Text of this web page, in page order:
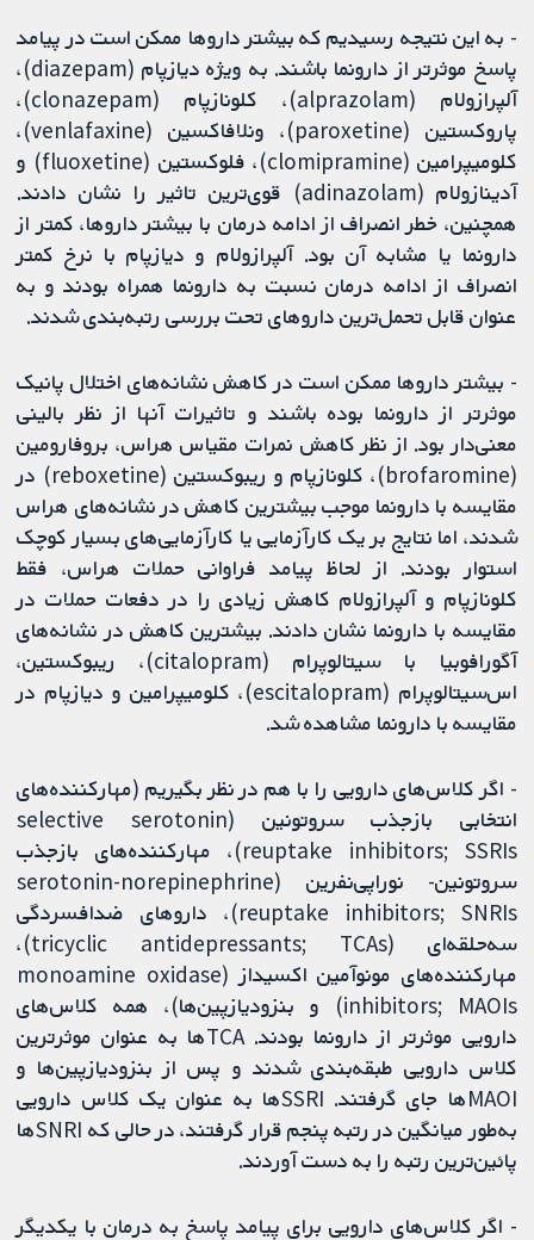
- به این نتیجه رسیدیم که بیشتر داروها ممکن است در پیامد
پاسخ موثرتر از دارونما باشند. به ویژه دیازپام (diazepam)،
آلپرازولام (alprazolam)، کلونازپام (clonazepam)،
پاروکستین (paroxetine)، ونلافاکسین (venlafaxine)،
کلومیپرامین (clomipramine)، فلوکستین (fluoxetine) و
آدینازولام (adinazolam) قوی‌ترین تاثیر را نشان دادند.
همچنین، خطر انصراف از ادامه درمان با بیشتر داروها، کمتر از
دارونما یا مشابه آن بود. آلپرازولام و دیازپام با نرخ کمتر
انصراف از ادامه درمان نسبت به دارونما همراه بودند و به‌
عنوان قابل تحمل‌ترین داروهای تحت بررسی رتبه‌بندی شدند.
- بیشتر داروها ممکن است در کاهش نشانه‌های اختلال پانیک
موثرتر از دارونما بوده باشند و تاثیرات آنها از نظر بالینی
معنی‌دار بود. از نظر کاهش نمرات مقیاس هراس، بروفارومین
(brofaromine)، کلونازپام و ریبوکستین (reboxetine) در
مقایسه با دارونما موجب بیشترین کاهش در نشانه‌های هراس
شدند، اما نتایج بر یک کارآزمایی یا کارآزمایی‌های بسیار کوچک
استوار بودند. از لحاظ پیامد فراوانی حملات هراس، فقط
کلونازپام و آلپرازولام کاهش زیادی را در دفعات حملات در
مقایسه با دارونما نشان دادند. بیشترین کاهش در نشانه‌های
آگورافوبیا با سیتالوپرام (citalopram)، ریبوکستین،
اس‌سیتالوپرام (escitalopram)، کلومیپرامین و دیازپام در
مقایسه با دارونما مشاهده شد.
- اگر کلاس‌های دارویی را با هم در نظر بگیریم (مهارکننده‌های
انتخابی بازجذب سروتونین (selective serotonin
reuptake inhibitors; SSRIs)، مهارکننده‌های بازجذب
سروتونین- نوراپی‌نفرین (serotonin-norepinephrine
reuptake inhibitors; SNRIs)، داروهای ضدافسردگی
سه‌حلقه‌ای (tricyclic antidepressants; TCAs)،
مهارکننده‌های مونوآمین اکسیداز (monoamine oxidase
inhibitors; MAOIs) و بنزودیازپین‌ها)، همه کلاس‌های
دارویی موثرتر از دارونما بودند. TCAها به‌ عنوان موثرترین
کلاس دارویی طبقه‌بندی شدند و پس از بنزودیازپین‌ها و
MAOIها جای گرفتند. SSRIها به‌ عنوان یک کلاس دارویی
به‌طور میانگین ​​در رتبه پنجم قرار گرفتند، در حالی که SNRIها
پائین‌ترین رتبه را به دست آوردند.
- اگر کلاس‌های دارویی برای پیامد پاسخ به درمان با یکدیگر